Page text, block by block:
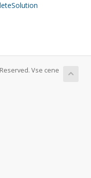
Vse cene